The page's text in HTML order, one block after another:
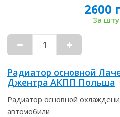
2600
За
Радиатор основной
Джентра АКПП Польша
Радиатор основной
автомобили